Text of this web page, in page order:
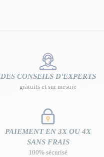
DES CONSEILS D'EXPERTS
gratuits et sur mesure
PAIEMENT EN 3X OU 4X
SANS FRAIS
100% sécurisé